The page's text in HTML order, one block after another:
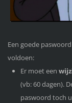
Een goede
voldoen:
Er moet een
(vb: 60 dagen).
paswoord toch